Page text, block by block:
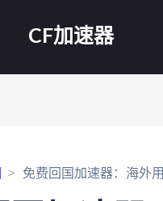
CF加速器
免费回国加速器：海外